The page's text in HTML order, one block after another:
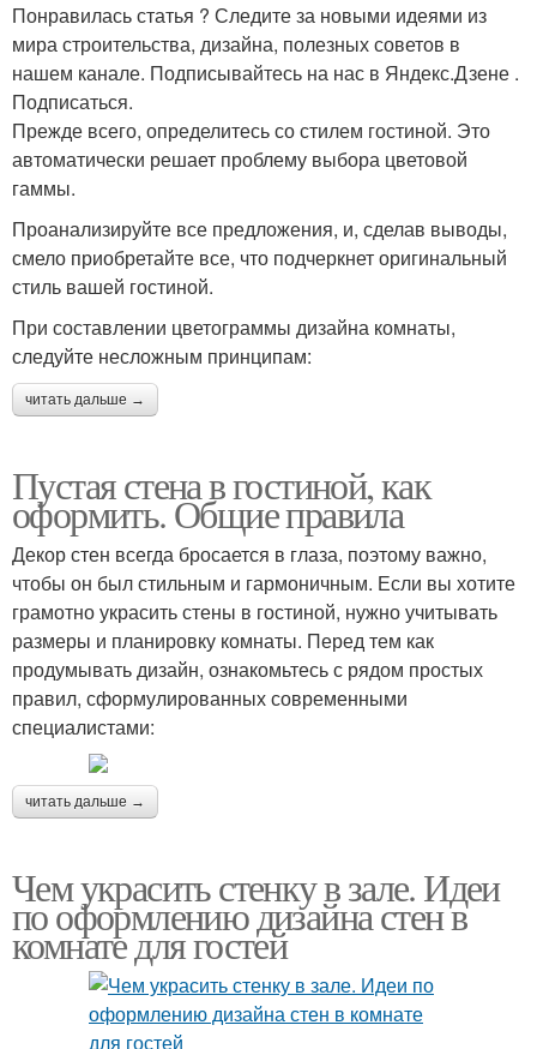
Понравилась статья ? Следите за новыми идеями из
мира строительства, дизайна, полезных советов в
нашем канале. Подписывайтесь на нас в Яндекс.Дзене .
Подписаться.
Прежде всего, определитесь со стилем гостиной. Это
автоматически решает проблему выбора цветовой
гаммы.
Проанализируйте все предложения, и, сделав выводы,
смело приобретайте все, что подчеркнет оригинальный
стиль вашей гостиной.
При составлении цветограммы дизайна комнаты,
следуйте несложным принципам:
читать дальше →
Пустая стена в гостиной, как
оформить. Общие правила
Декор стен всегда бросается в глаза, поэтому важно,
чтобы он был стильным и гармоничным. Если вы хотите
грамотно украсить стены в гостиной, нужно учитывать
размеры и планировку комнаты. Перед тем как
продумывать дизайн, ознакомьтесь с рядом простых
правил, сформулированных современными
специалистами:
читать дальше →
Чем украсить стенку в зале. Идеи
по оформлению дизайна стен в
комнате для гостей